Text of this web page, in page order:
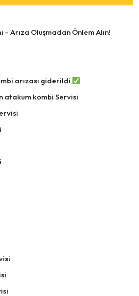
– Arıza Oluşmadan Önlem Alın!
arızası giderildi
atakum kombi Servisi